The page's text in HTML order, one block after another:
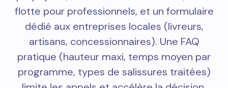
flotte pour professionnels, et un formulaire
dédié aux entreprises locales (livreurs,
artisans, concessionnaires). Une FAQ
pratique (hauteur maxi, temps moyen par
programme, types de salissures traitées)